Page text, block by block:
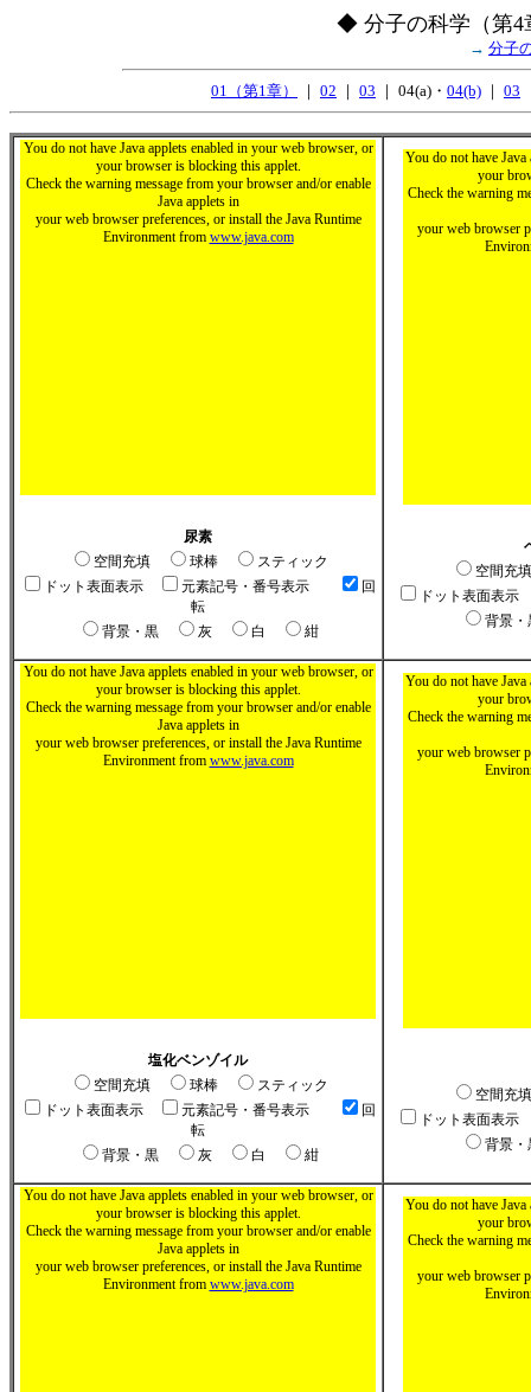
◆ 分子の科学（第4
→ 分子
01（第1章） ｜ 02 ｜ 03 ｜ 04(a)・ 04(b) ｜ 03
You do not have Java applets enabled in your web browser, or
your browser is blocking this applet.
Check the warning message from your browser and/or enable
Java applets in
your web browser preferences, or install the Java Runtime
Environment from www.java.com
尿素
空間充填
球棒
スティック
ドット表面表示
元素記号・番号表示
回
転
背景・黒
灰 白 紺
You do not have
your
Check the warning
your web browser
空間
ドット表面表示
背景
You do not have Java applets enabled in your web browser, or
your browser is blocking this applet.
Check the warning message from your browser and/or enable
Java applets in
your web browser preferences, or install the Java Runtime
Environment from www.java.com
塩化ベンゾイル
空間充填
球棒
スティック
ドット表面表示
元素記号・番号表示
回
転
背景・黒
灰 白 紺
You do not have
your
Check the warning
your web browser
空間
ドット表面表示
背景
You do not have Java applets enabled in your web browser, or
your browser is blocking this applet.
Check the warning message from your browser and/or enable
Java applets in
your web browser preferences, or install the Java Runtime
Environment from www.java.com
You do not have
your
Check the warning
your web browser